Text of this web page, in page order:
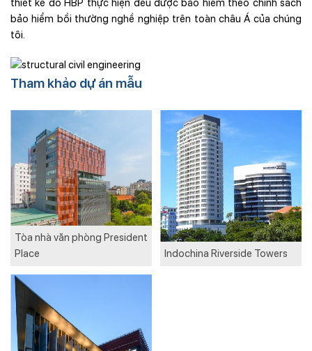
thiết kế do HBP thực hiện đều được bảo hiểm theo chính sách
bảo hiểm bồi thường nghề nghiệp trên toàn châu Á của chúng
tôi.
Tham khảo dự án mẫu
Tòa nhà văn phòng President
Place
Indochina Riverside Towers